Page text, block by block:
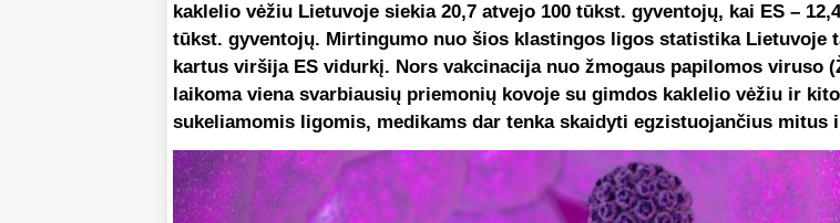
kaklelio vėžiu Lietuvoje siekia 20,7 atvejo 100 tūkst. gyventojų, kai ES –
tūkst. gyventojų. Mirtingumo nuo šios klastingos ligos statistika Lietuvoje
kartus viršija ES vidurkį. Nors vakcinacija nuo žmogaus papilomos viruso
laikoma viena svarbiausių priemonių kovoje su gimdos kaklelio vėžiu ir
sukeliamomis ligomis, medikams dar tenka skaidyti egzistuojančius mitus